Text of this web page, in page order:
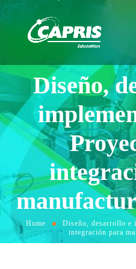
Diseño,
Home
Diseño, desarrollo e
integración para